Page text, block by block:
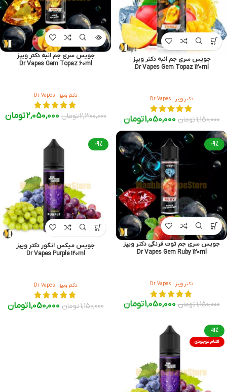
جویس سری جم انبه دکتر ویپز
Dr Vapes Gem Topaz 120ml
دکتر ویپز | Dr Vapes
1,150,000تومان 1,050,000تومان
جویس سری جم انبه دکتر ویپز
Dr Vapes Gem Topaz 60ml
دکتر ویپز | Dr Vapes
2,300,000تومان 2,050,000تومان
-9%
جویس سری جم توت فرنگی دکتر ویپز
Dr Vapes Gem Ruby 120ml
دکتر ویپز | Dr Vapes
1,150,000تومان 1,050,000تومان
-9%
جویس میکس انگور دکتر ویپز
Dr Vapes Purple 120ml
دکتر ویپز | Dr Vapes
1,150,000تومان 1,050,000تومان
-11%
اتمام موجودی